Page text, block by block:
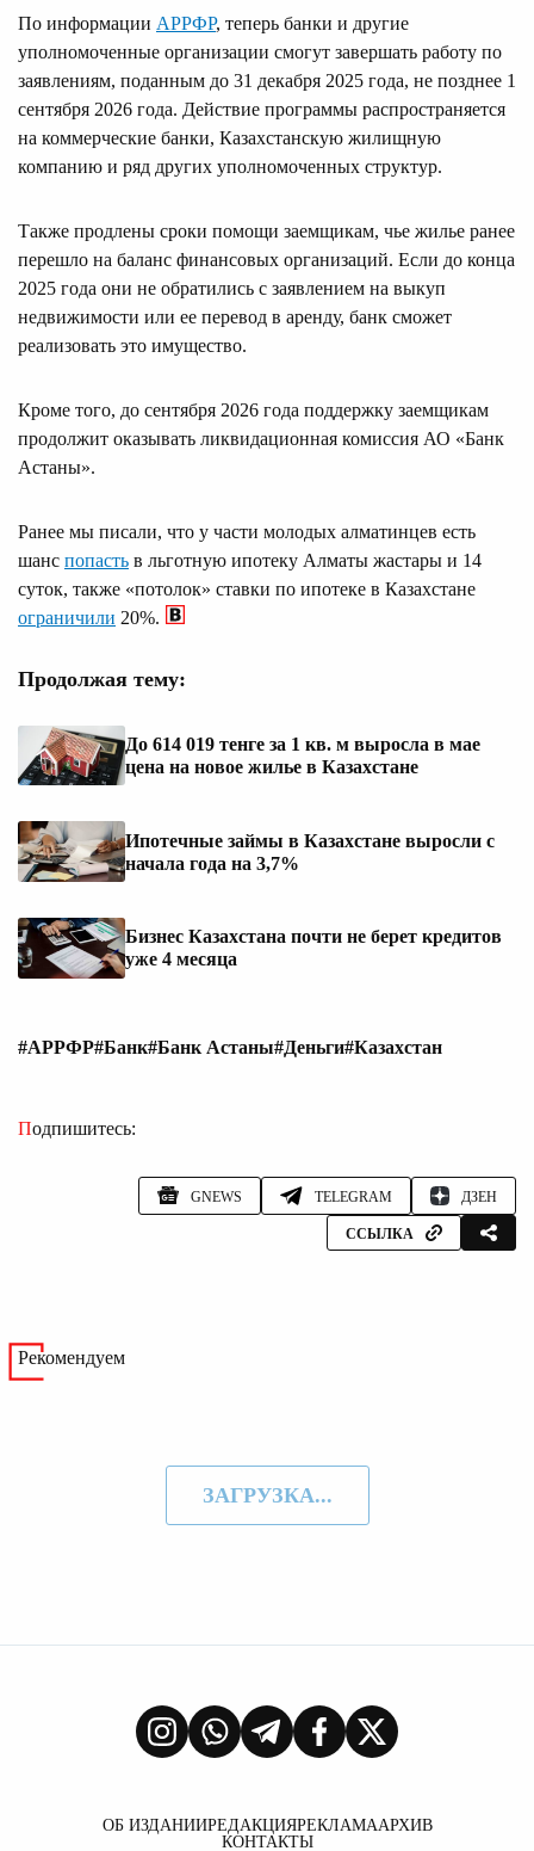
По информации АРРФР, теперь банки и другие
уполномоченные организации смогут завершать работу по
заявлениям, поданным до 31 декабря 2025 года, не позднее 1
сентября 2026 года. Действие программы распространяется
на коммерческие банки, Казахстанскую жилищную
компанию и ряд других уполномоченных структур.
Также продлены сроки помощи заемщикам, чье жилье ранее
перешло на баланс финансовых организаций. Если до конца
2025 года они не обратились с заявлением на выкуп
недвижимости или ее перевод в аренду, банк сможет
реализовать это имущество.
Кроме того, до сентября 2026 года поддержку заемщикам
продолжит оказывать ликвидационная комиссия АО «Банк
Астаны».
Ранее мы писали, что у части молодых алматинцев есть
шанс попасть в льготную ипотеку Алматы жастары и 14
суток, также «потолок» ставки по ипотеке в Казахстане
ограничили 20%.
Продолжая тему:
До 614 019 тенге за 1 кв. м выросла в мае
цена на новое жилье в Казахстане
Ипотечные займы в Казахстане выросли с
начала года на 3,7%
Бизнес Казахстана почти не берет кредитов
уже 4 месяца
#АРРФР#Банк#Банк Астаны#Деньги#Казахстан
Подпишитесь:
GNEWS TELEGRAM ДЗЕН
ССЫЛКА
Рекомендуем
ЗАГРУЗКА...
ОБ ИЗДАНИИРЕДАКЦИЯРЕКЛАМААРХИВ
КОНТАКТЫ